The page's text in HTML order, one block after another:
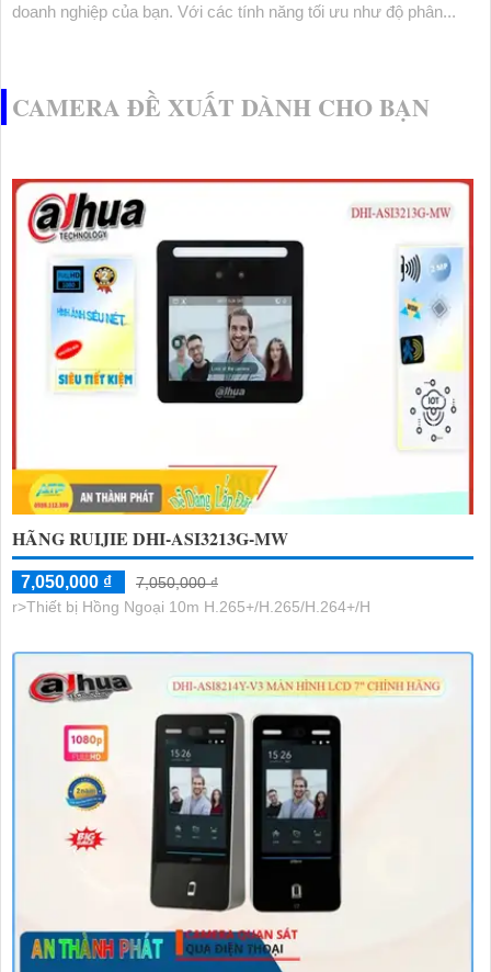
doanh nghiệp của bạn. Với các tính năng tối ưu như độ phân...
CAMERA ĐỀ XUẤT DÀNH CHO BẠN
HÃNG RUIJIE DHI-ASI3213G-MW
7,050,000 ₫
7,050,000 ₫
r>Thiết bị Hồng Ngoại 10m H.265+/H.265/H.264+/H